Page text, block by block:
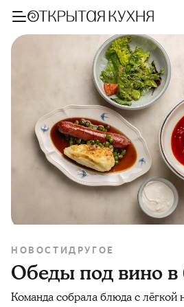
НОВОСТИДРУГОЕ
Обеды под вино в
Команда собрала блюда с лёгкой